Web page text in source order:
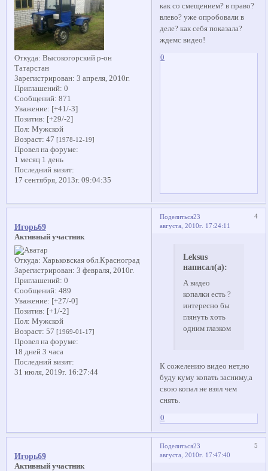
Откуда: Высокогорский р-он
Татарстан
Зарегистрирован: 3 апреля, 2010г.
Приглашений: 0
Сообщений: 871
Уважение: [+41/-3]
Позитив: [+29/-2]
Пол: Мужской
Возраст: 47 [1978-12-19]
Провел на форуме:
1 месяц 1 день
Последний визит:
17 сентября, 2013г. 09:04:35
как со смещением? в право?
влево? уже опробовали в
деле? как себя показала?
ждемс видео!
0
Поделиться 4
23
августа, 2010г. 17:24:11
Игорь69
Активный участник
Откуда: Харьковская обл.Красноград
Зарегистрирован: 3 февраля, 2010г.
Приглашений: 0
Сообщений: 489
Уважение: [+27/-0]
Позитив: [+1/-2]
Пол: Мужской
Возраст: 57 [1969-01-17]
Провел на форуме:
18 дней 3 часа
Последний визит:
31 июля, 2019г. 16:27:44
Leksus
написал(а):
А видео
копалки есть ?
интересно бы
глянуть хоть
одним глазком
К сожелению видео нет,но
буду куму копать засниму,а
свою копал не взял чем
снять.
0
Поделиться 5
23
августа, 2010г. 17:47:40
Игорь69
Активный участник